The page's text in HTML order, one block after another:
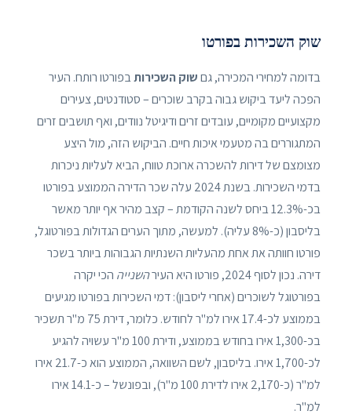
שוק השכירות בפורטו
בדומה למחירי המכירה, גםשוק השכירותבפורטו רותח. העיר
הפכה ליעד ביקוש גבוה בקרב שוכרים – סטודנטים, צעירים
מקצועיים מקומיים, עובדים זרים ודיגיטל נוודים, ואף תושבים זרים
המתגוררים בה מטעמי איכות חיים. הביקוש הזה, מול היצע
מצומצם של דירות להשכרה ארוכת טווח, הביא לעליות ניכרות
בדמי השכירות. בשנת 2024 עלה שכר הדירה הממוצע בפורטו
בכ-12.3% ביחס לשנה הקודמת – קצב מהיר אף יותר מאשר
בליסבון (כ-8% עליה). למעשה, מתוך הערים הגדולות בפורטוגל,
פורטו חוותה את אחת מהעליות השנתיות הגבוהות ביותר בשכר
דירה. נכון לסוף 2024, פורטו היא העיר
השנייה הכי יקרה
בפורטוגל לשוכרים (אחרי ליסבון): דמי השכירות בפורטו מגיעים
בממוצע לכ-17.4 אירו למ"ר לחודש. כלומר, דירת 75 מ"ר תשכיר
בכ-1,300 אירו בחודש בממוצע, ודירת 100 מ"ר עשויה להגיע
לכ-1,700 אירו. בליסבון, לשם השוואה, הממוצע הוא כ-21.7 אירו
למ"ר (כ-2,170 אירו לדירת 100 מ"ר), ובפונשל – כ-14.1 אירו
למ"ר.